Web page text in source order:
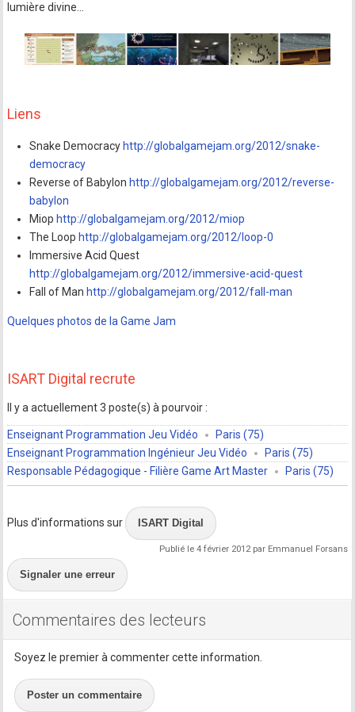
lumière divine…
Liens
Snake Democracy http://globalgamejam.org/2012/snake-
democracy
Reverse of Babylon http://globalgamejam.org/2012/reverse-
babylon
Miop http://globalgamejam.org/2012/miop
The Loop http://globalgamejam.org/2012/loop-0
Immersive Acid Quest
http://globalgamejam.org/2012/immersive-acid-quest
Fall of Man http://globalgamejam.org/2012/fall-man
Quelques photos de la Game Jam
ISART Digital recrute
Il y a actuellement 3 poste(s) à pourvoir :
Enseignant Programmation Jeu Vidéo
Paris (75)
Enseignant Programmation Ingénieur Jeu Vidéo
Paris (75)
Responsable Pédagogique - Filière Game Art Master
Paris (75)
Plus d'informations sur ISART Digital
Publié le 4 février 2012 par Emmanuel Forsans
Signaler une erreur
Commentaires des lecteurs
Soyez le premier à commenter cette information.
Poster un commentaire